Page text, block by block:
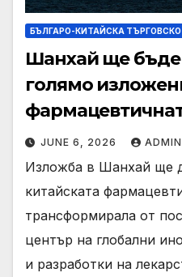
БЪЛГАРО-КИТАЙСКА
Шанхай ще
голямо
JUNE 6, 2026 ADMIN
Изложба в Шанхай ще
китайската
трансформирала от
център на глобални
и разработки на